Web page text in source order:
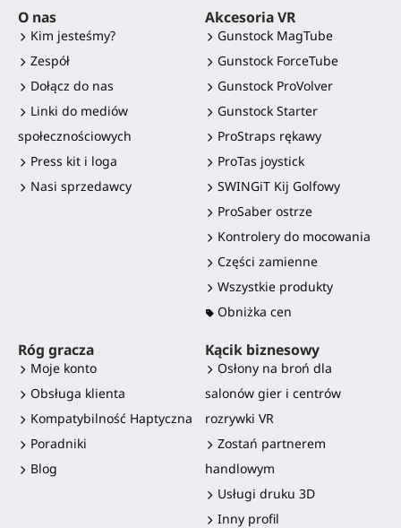
O nas
Kim jesteśmy?
Zespół
Dołącz do nas
Linki do mediów
społecznościowych
Press kit i loga
Nasi sprzedawcy
Akcesoria VR
Gunstock MagTube
Gunstock ForceTube
Gunstock ProVolver
Gunstock Starter
ProStraps rękawy
ProTas joystick
SWINGiT Kij Golfowy
ProSaber ostrze
Kontrolery do mocowania
Części zamienne
Wszystkie produkty
Obniżka cen
Róg gracza
Moje konto
Obsługa klienta
Kompatybilność Haptyczna
Poradniki
Blog
Kącik biznesowy
Osłony na broń dla
salonów gier i centrów
rozrywki VR
Zostań partnerem
handlowym
Usługi druku 3D
Inny profil